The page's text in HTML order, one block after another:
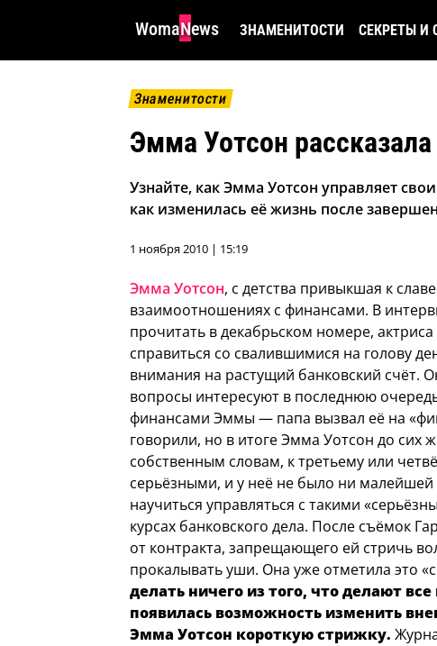
WomaNews ЗНАМЕНИТОСТИ СЕКРЕТЫ И
Знаменитости
Эмма Уотсон рассказала
Узнайте, как Эмма Уотсон управляет
как изменилась её жизнь после
1 ноября 2010 | 15:19
Эмма Уотсон, с детства привыкшая к
взаимоотношениях с финансами. В
прочитать в декабрьском номере,
справиться со свалившимися на голову
внимания на растущий банковский счёт.
вопросы интересуют в последнюю
финансами Эммы — папа вызвал её на
говорили, но в итоге Эмма Уотсон до сих
собственным словам, к третьему или
серьёзными, и у неё не было ни
научиться управляться с такими
курсах банковского дела. После съёмок
от контракта, запрещающего ей стричь
прокалывать уши. Она уже отметила это
делать ничего из того, что делают
появилась возможность изменить
Эмма Уотсон короткую стрижку.